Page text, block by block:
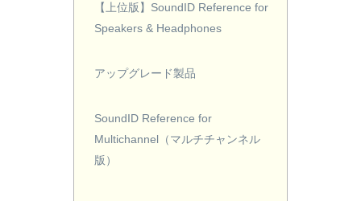
【上位版】SoundID Reference for
Speakers & Headphones
アップグレード製品
SoundID Reference for
Multichannel（マルチチャンネル
版）